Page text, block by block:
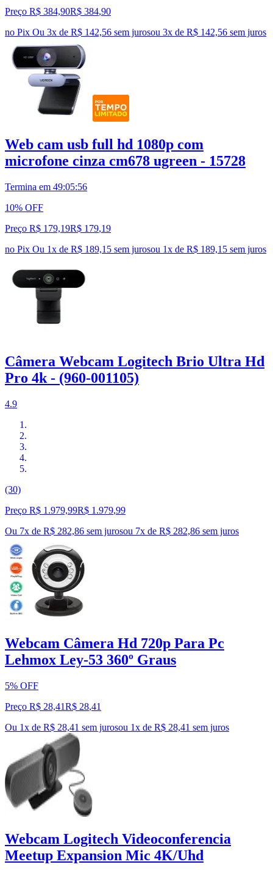
Preço R$ 384,90R$ 384,90
no Pix Ou 3x de R$ 142,56 sem jurosou 3x de R$ 142,56 sem juros
Web cam usb full hd 1080p com
microfone cinza cm678 ugreen - 15728
Termina em 49:05:55
10% OFF
Preço R$ 179,19R$ 179,19
no Pix Ou 1x de R$ 189,15 sem jurosou 1x de R$ 189,15 sem juros
Câmera Webcam Logitech Brio Ultra Hd
Pro 4k - (960-001105)
4.9
(30)
Preço R$ 1.979,99R$ 1.979,99
Ou 7x de R$ 282,86 sem jurosou 7x de R$ 282,86 sem juros
Webcam Câmera Hd 720p Para Pc
Lehmox Ley-53 360º Graus
5% OFF
Preço R$ 28,41R$ 28,41
Ou 1x de R$ 28,41 sem jurosou 1x de R$ 28,41 sem juros
Webcam Logitech Videoconferencia
Meetup Expansion Mic 4K/Uhd